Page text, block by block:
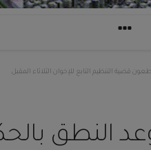
قضية التنظيم التابع للإخوان الثلاثاء المقبل
النطق